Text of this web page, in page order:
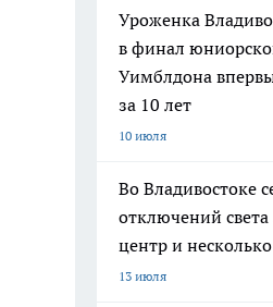
Уроженка
в финал
Уимблдона
за 10 лет
10 июля
Во Владивостоке
отключений света
центр и
13 июля